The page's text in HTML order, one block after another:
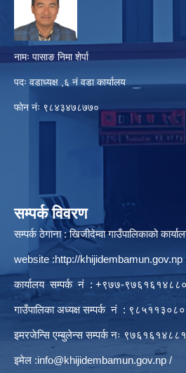
नामः पासाङ निमा शेर्पा
पदः वडाध्यक्ष ,६ नं वडा कार्यालय
फाेन नंः ९८४३४७८७७०
सम्पर्क विवरण
सम्पर्क ठेगाना : खिजीदेम्वा गाउँपालिकाको
website :http://khijidembamun.gov.np
कार्यालय सम्पर्क नं : +९७७-९७६१६१४८८०
गाउँपालिका अध्यक्ष सम्पर्क नं :
इमरजेन्सि एम्बुलेन्स सम्पर्क न‌ः
इमेल :info@khijidembamun.gov.np /